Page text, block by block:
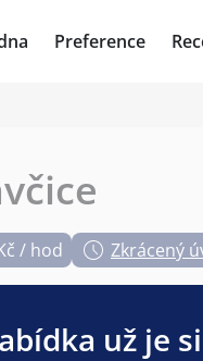
Preference
/ hod Zkrácený
už je